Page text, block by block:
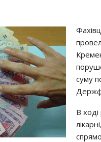
суму
В